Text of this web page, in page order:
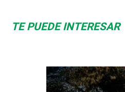
TE PUEDE INTERESAR